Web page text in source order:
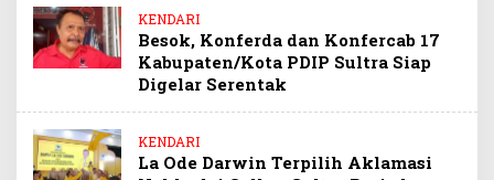
KENDARI
Besok, Konferda dan Konfercab 17
Kabupaten/Kota PDIP Sultra Siap
Digelar Serentak
KENDARI
La Ode Darwin Terpilih Aklamasi